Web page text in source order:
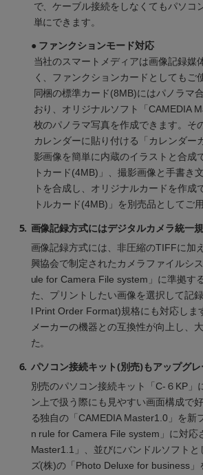
で、ケーブル接続をしなくてもパソコ
単にできます。
● ファンクションモード対応
当社のスマートメディアは画像記録媒
く、ファンクションカードとしてもご
同梱の標準カード(8MB)にはパノラマ
おり、オリジナルソフト「CAMEDIA
枚のパノラマ写真を作成できます。そ
カレンダーに貼り付ける「カレンダー
影画像を簡単に内蔵のイラストと合成
トカード(4MB)」、撮影画像と手書き
トを合成し、オリジナルカードを作成
トルカード(4MB)」を別売品としてご
5. 画像記録方式にはデジタルカメラ統一
画像記録方式には、非圧縮のTIFFに加
興協会で制定されたカメラファイルシ
ule for Camera File system」に準拠す
た、プリントしたい画像を選択して記
l Print Order Format)規格にも対応しま
メーカーの機器との互換性が向上し、
た。
6. パソコン接続キット(別売)もアップグレ
別売のパソコン接続キット「C-６KP」
ン上で扱う際にも見やすい画面構成で
る独自の「CAMEDIA Master1.0」を新
n rule for Camera File system」に対応
Master1.1」、並びにバンドルソフトと
ズ(株)の「Photo Deluxe for business」